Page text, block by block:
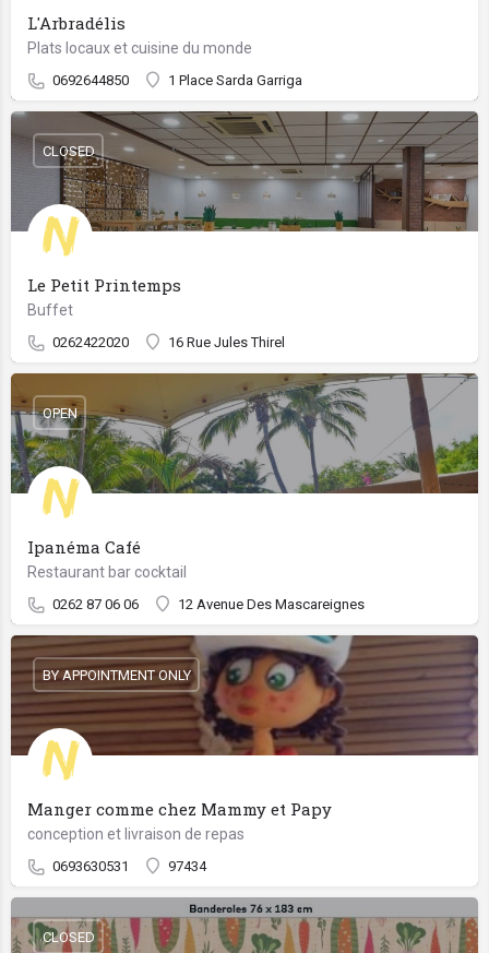
L'Arbradélis
Plats locaux et cuisine du monde
0692644850 1 Place Sarda Garriga
Le Petit Printemps
Buffet
0262422020 16 Rue Jules Thirel
CLOSED
Ipanéma Café
Restaurant bar cocktail
0262 87 06 06 12 Avenue Des Mascareignes
OPEN
Manger comme chez Mammy et Papy
conception et livraison de repas
0693630531 97434
BY APPOINTMENT ONLY
CLOSED